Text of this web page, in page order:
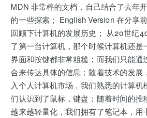
MDN 非常棒的文档，自己结合了去年
的一些探索； English Version 在分享
回顾下计算机的发展历史； 从20世纪
了第一台计算机，那个时候计算机还是
界面和按键都非常粗糙；而我们只能通
合来传达具体的信息；随着技术的发展
入个人计算机市场，我们熟悉的计算机
们认识到了鼠标，键盘；随着时间的推
越来越轻量化，我们拥有了笔记本，用